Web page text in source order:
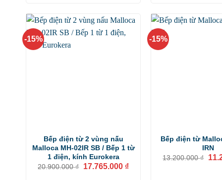
-15%
Bếp điện từ 2 vùng nấu
Malloca MH-02IR SB / Bếp 1 từ
1 điện, kính Eurokera
20.900.000₫
Giá
17.765.000 ₫Giá
-15%
Bếp điện từ
IRN
13.200.000₫
Giá